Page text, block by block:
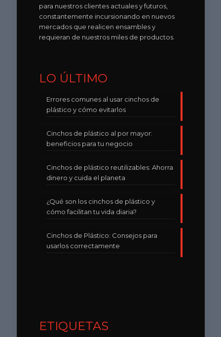
para nuestros clientes actuales y futuros,
constantemente incursionando en nuevos
mercados que realicen ensambles y
requieran de nuestros miles de productos.
LO ÚLTIMO
Errores comunes al usar cinchos de
plástico y cómo evitarlos
Cinchos de plástico al por mayor:
beneficios para tu negocio
Cinchos de plástico reutilizables: Ahorra
dinero y cuida el planeta
¿Qué son los cinchos de plástico y
cómo facilitan tu vida diaria?
Cinchos de Plástico: Consejos para
usarlos correctamente
ETIQUETAS